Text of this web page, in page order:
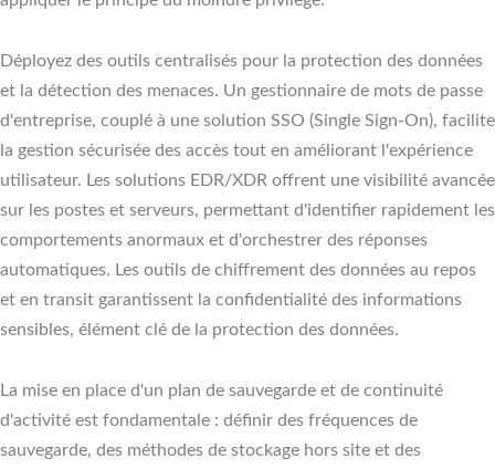
Déployez des outils centralisés pour la protection des données
et la détection des menaces. Un gestionnaire de mots de passe
d'entreprise, couplé à une solution SSO (Single Sign-On), facilite
la gestion sécurisée des accès tout en améliorant l'expérience
utilisateur. Les solutions EDR/XDR offrent une visibilité avancée
sur les postes et serveurs, permettant d'identifier rapidement les
comportements anormaux et d'orchestrer des réponses
automatiques. Les outils de chiffrement des données au repos
et en transit garantissent la confidentialité des informations
sensibles, élément clé de la protection des données.
La mise en place d'un plan de sauvegarde et de continuité
d'activité est fondamentale : définir des fréquences de
sauvegarde, des méthodes de stockage hors site et des